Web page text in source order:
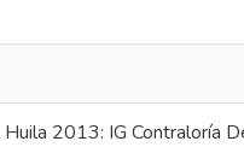
2013: IG Contraloría